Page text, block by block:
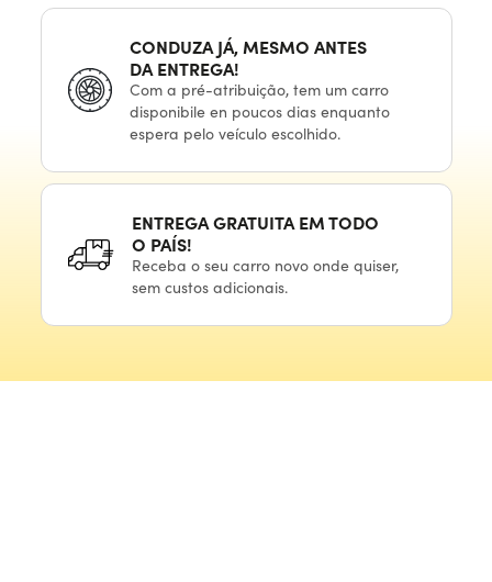
CONDUZA JÁ, MESMO ANTES
DA ENTREGA!
Com a pré-atribuição,tem um carro
disponibile en poucosdias enquanto
espera pelo veículoescolhido.
ENTREGA GRATUITA EM TODO
O PAÍS!
Receba o seu carro novo onde quiser,
sem custos adicionais.